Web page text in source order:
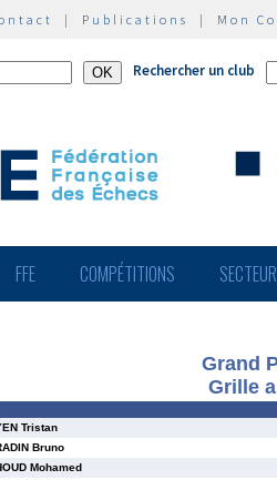
| Publications | Mon
Rechercher un club
FFE COMPÉTITIONS
Grand
Grille
Tristan
Bruno
Mohamed